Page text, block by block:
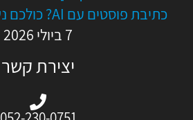
כתיבת פוסטים עם AI? כולכם נשמעים אותו דבר
7 ביולי 2026
יצירת קשר